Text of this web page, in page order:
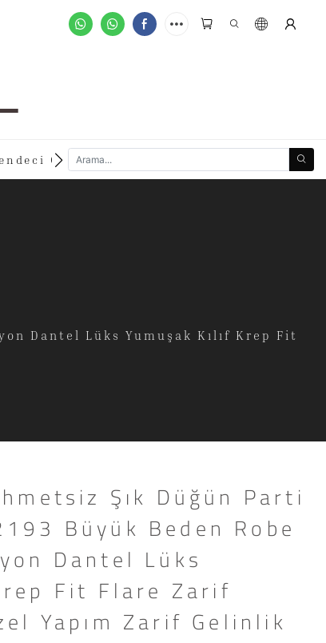
Olun Özelleştirilmiş Siparişler new
Dantel Lüks Yumuşak Kılıf Krep Fit
Şık Düğün Parti
Büyük Beden Robe
Dantel Lüks
Fit Flare Zarif
Yapım Zarif Gelinlik